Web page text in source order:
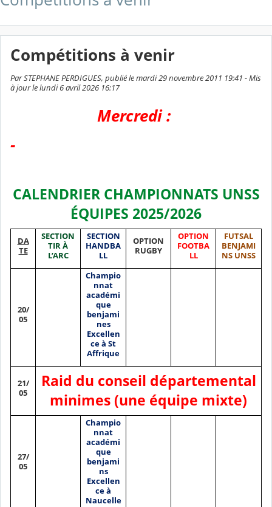
Compétitions à venir
Par STEPHANE PERDIGUES, publié le mardi 29 novembre 2011 19:41 - Mis
à jour le lundi 6 avril 2026 16:17
Mercredi :
-
CALENDRIER CHAMPIONNATS UNSS
ÉQUIPES 2025/2026
DA
TE
SECTION
TIR À
L’ARC
SECTION
HANDBA
LL
OPTION
RUGBY
OPTION
FOOTBA
LL
FUTSAL
BENJAMI
NS UNSS
20/
05
Champio
nnat
académi
que
benjami
nes
Excellen
ce à St
Affrique
21/
05
Raid du conseil départemental
minimes (une équipe mixte)
27/
05
Champio
nnat
académi
que
benjami
ns
Excellen
ce à
Naucelle